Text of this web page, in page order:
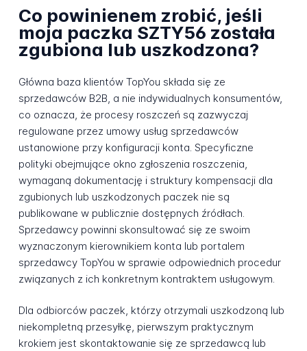
Co powinienem zrobić, jeśli
moja paczka SZTY56 została
zgubiona lub uszkodzona?
Główna baza klientów TopYou składa się ze
sprzedawców B2B, a nie indywidualnych konsumentów,
co oznacza, że procesy roszczeń są zazwyczaj
regulowane przez umowy usług sprzedawców
ustanowione przy konfiguracji konta. Specyficzne
polityki obejmujące okno zgłoszenia roszczenia,
wymaganą dokumentację i struktury kompensacji dla
zgubionych lub uszkodzonych paczek nie są
publikowane w publicznie dostępnych źródłach.
Sprzedawcy powinni skonsultować się ze swoim
wyznaczonym kierownikiem konta lub portalem
sprzedawcy TopYou w sprawie odpowiednich procedur
związanych z ich konkretnym kontraktem usługowym.
Dla odbiorców paczek, którzy otrzymali uszkodzoną lub
niekompletną przesyłkę, pierwszym praktycznym
krokiem jest skontaktowanie się ze sprzedawcą lub